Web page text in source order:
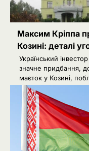
Максим Кріппа
Козині: деталі
Український
значне придбання,
маєток у Козині,
2
над
де